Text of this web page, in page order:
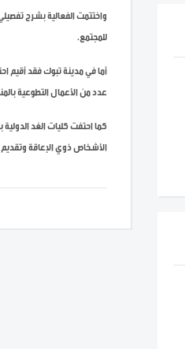
واختتمت الفعالية بشرح
للمجتمع.
أما في مدينة تبوك فقد أقيم
عدد من الأعمال التطوعية
كما احتفت كليات الغد
الأشخاص ذوي الإعاقة وتقديم